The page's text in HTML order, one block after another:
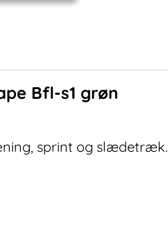
Bfl-s1 grøn
sprint og slædetræk.